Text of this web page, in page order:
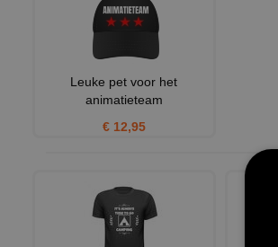
Leuke pet voor het
animatieteam
€ 12,95